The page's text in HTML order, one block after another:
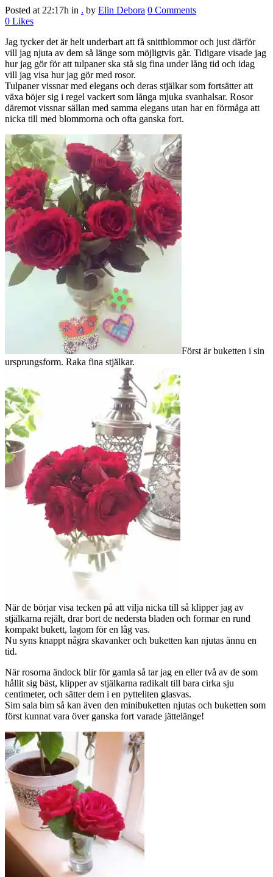
Posted at 22:17h in . by Elin Debora 0 Comments
0 Likes
Jag tycker det är helt underbart att få snittblommor och just därför
vill jag njuta av dem så länge som möjligtvis går. Tidigare visade jag
hur jag gör för att tulpaner ska stå sig fina under lång tid och idag
vill jag visa hur jag gör med rosor.
Tulpaner vissnar med elegans och deras stjälkar som fortsätter att
växa böjer sig i regel vackert som långa mjuka svanhalsar. Rosor
däremot vissnar sällan med samma elegans utan har en förmåga att
nicka till med blommorna och ofta ganska fort.
Först är buketten i sin
ursprungsform. Raka fina stjälkar.
När de börjar visa tecken på att vilja nicka till så klipper jag av
stjälkarna rejält, drar bort de nedersta bladen och formar en rund
kompakt bukett, lagom för en låg vas.
Nu syns knappt några skavanker och buketten kan njutas ännu en
tid.
När rosorna ändock blir för gamla så tar jag en eller två av de som
hållit sig bäst, klipper av stjälkarna radikalt till bara cirka sju
centimeter, och sätter dem i en pytteliten glasvas.
Sim sala bim så kan även den minibuketten njutas och buketten som
först kunnat vara över ganska fort varade jättelänge!